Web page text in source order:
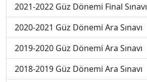
2021-2022 Güz Dönemi Final Sınavı
2020-2021 Güz Dönemi Ara Sınavı
2019-2020 Güz Dönemi Ara Sınavı
2018-2019 Güz Dönemi Ara Sınavı